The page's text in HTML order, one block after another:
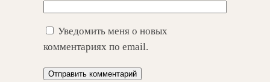
Уведомить меня о новых
комментариях по email.